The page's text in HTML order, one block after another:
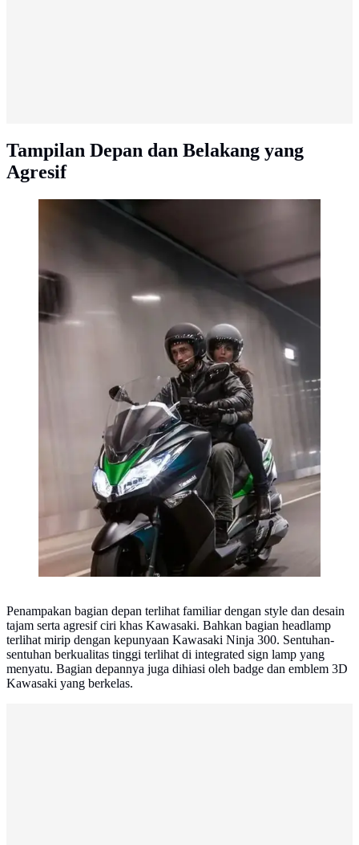
Tampilan Depan dan Belakang yang
Agresif
Kawasaki J300
Penampakan bagian depan terlihat familiar dengan style dan desain
tajam serta agresif ciri khas Kawasaki. Bahkan bagian headlamp
terlihat mirip dengan kepunyaan Kawasaki Ninja 300. Sentuhan-
sentuhan berkualitas tinggi terlihat di integrated sign lamp yang
menyatu. Bagian depannya juga dihiasi oleh badge dan emblem 3D
Kawasaki yang berkelas.